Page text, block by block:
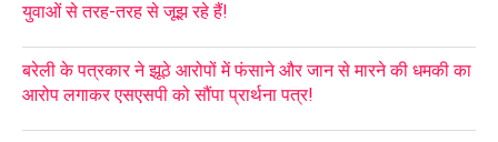
युवाओं से तरह-तरह से जूझ रहे हैं!
बरेली के पत्रकार ने झूठे आरोपों में फंसाने और जान से मारने की धमकी का
आरोप लगाकर एसएसपी को सौंपा प्रार्थना पत्र!